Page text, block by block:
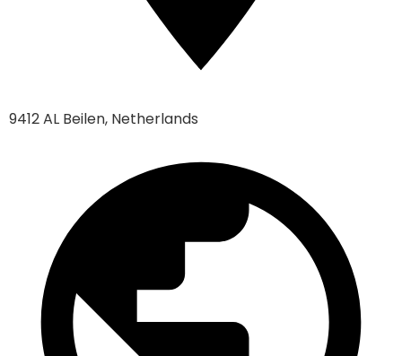
9412 AL Beilen, Netherlands